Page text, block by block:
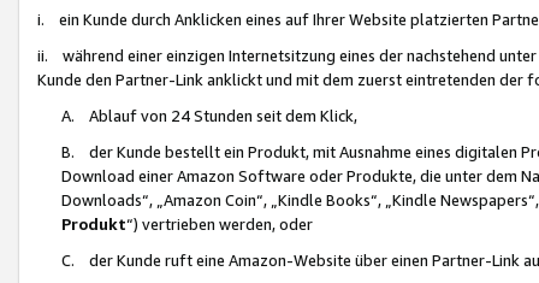
i. ein Kunde durch Anklicken eines auf Ihrer Website platzierten
ii. während einer einzigen Internetsitzung eines der nachstehend
Kunde den Partner-Link anklickt und mit dem zuerst eintretenden der
A. Ablauf von 24 Stunden seit dem Klick,
B. der Kunde bestellt ein Produkt, mit Ausnahme eines digitalen
Download einer Amazon Software oder Produkte, die unter dem
Downloads“, „Amazon Coin“, „Kindle Books“, „Kindle
Produkt“) vertrieben werden, oder
C. der Kunde ruft eine Amazon-Website über einen Partner-Link